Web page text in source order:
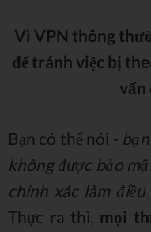
Vì VPN thông
để tránh việc bị
vấn
Bạn có thể nói -
không được bảo
chính xác làm
Thực ra thì, mọi